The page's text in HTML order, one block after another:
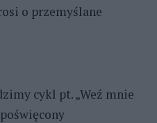
o przemyślane
cykl pt. „Weź mnie